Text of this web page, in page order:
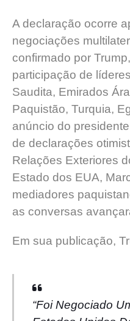
A declaração ocorre
negociações
confirmado por
participação de
Saudita, Emirados
Paquistão, Turquia,
anúncio do
de declarações
Relações Exteriores
Estado dos EUA,
mediadores
as conversas
Em sua publicação,
“Foi Negociado